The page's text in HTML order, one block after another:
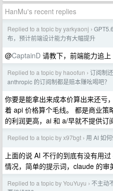
HanMu's recent replies
Replied to a topic by yarkyaonj ›
布，预计前端设计能力有大幅提升
@CaptainD 请教下，前端能力追上
Replied to a topic by haoofun › 订阅制
anthropic 的订阅制都是赔本赚吆喝吧？
你要是能拿出来成本价算出来还亏
着 api 价格算个毛线。 都是商业策
的利润更高，ai 和 a/早就不提供订
Replied to a topic by x97bgt › 用 AI 如
上面的说 AI 不行的到底有没有用
情况，简单的提示词，claude 的审
Replied to a topic by YouYuyu › 不主动